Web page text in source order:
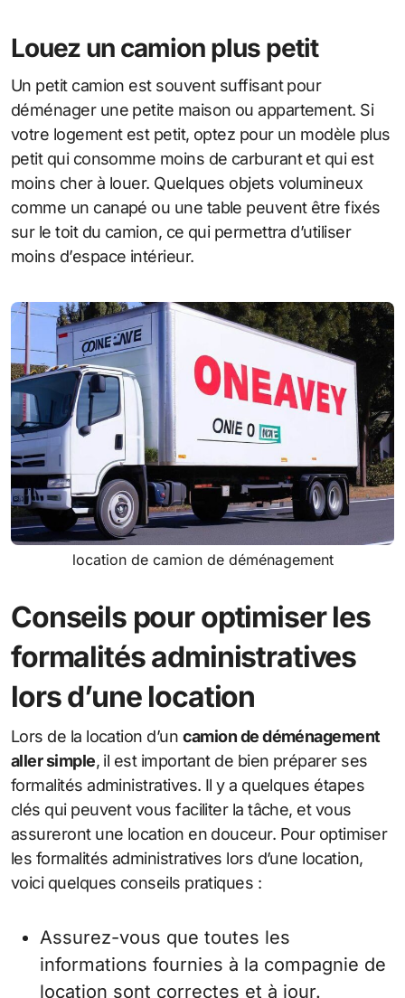
Louez un camion plus petit
Un petit camion est souvent suffisant pour
déménager une petite maison ou appartement. Si
votre logement est petit, optez pour un modèle plus
petit qui consomme moins de carburant et qui est
moins cher à louer. Quelques objets volumineux
comme un canapé ou une table peuvent être fixés
sur le toit du camion, ce qui permettra d’utiliser
moins d’espace intérieur.
location de camion de déménagement
Conseils pour optimiser les
formalités administratives
lors d’une location
Lors de la location d’un camion de déménagement
aller simple, il est important de bien préparer ses
formalités administratives. Il y a quelques étapes
clés qui peuvent vous faciliter la tâche, et vous
assureront une location en douceur. Pour optimiser
les formalités administratives lors d’une location,
voici quelques conseils pratiques :
Assurez-vous que toutes les
informations fournies à la compagnie de
location sont correctes et à jour.